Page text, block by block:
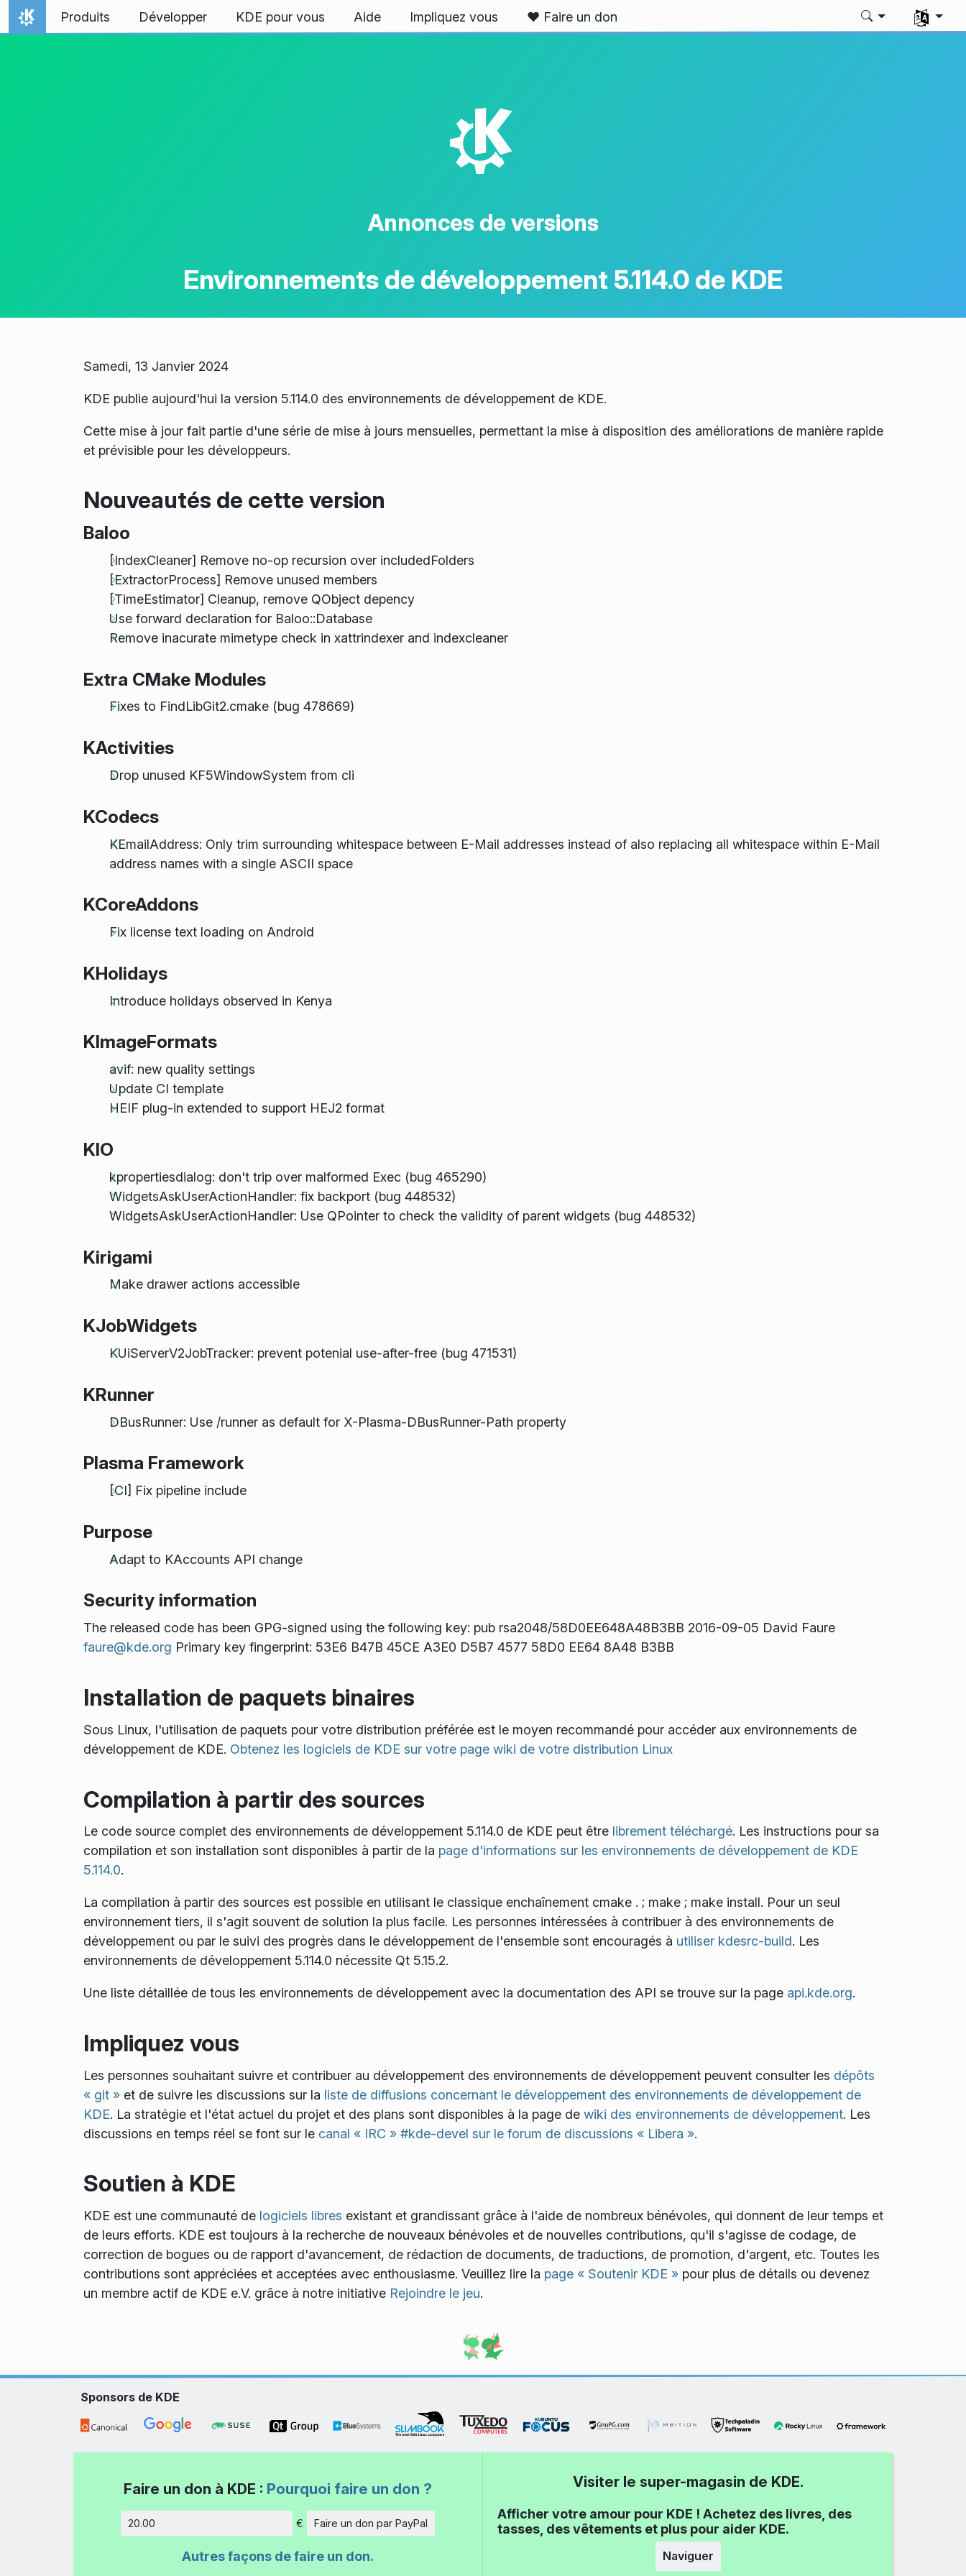
Aller directement au contenu
Accueil
Produits Développer KDE pour vous Aide Impliquez vous ❤️ Faire un don
K
Annonces de versions
Environnements de développement 5.114.0 de KDE
Samedi, 13 Janvier 2024
KDE publie aujourd'hui la version 5.114.0 des environnements de développement de KDE.
Cette mise à jour fait partie d'une série de mise à jours mensuelles, permettant la mise à disposition des améliorations de manière rapide
et prévisible pour les développeurs.
Nouveautés de cette version
Baloo
[IndexCleaner] Remove no-op recursion over includedFolders
[ExtractorProcess] Remove unused members
[TimeEstimator] Cleanup, remove QObject depency
Use forward declaration for Baloo::Database
Remove inacurate mimetype check in xattrindexer and indexcleaner
Extra CMake Modules
Fixes to FindLibGit2.cmake (bug 478669)
KActivities
Drop unused KF5WindowSystem from cli
KCodecs
KEmailAddress: Only trim surrounding whitespace between E-Mail addresses instead of also replacing all whitespace within E-Mail
address names with a single ASCII space
KCoreAddons
Fix license text loading on Android
KHolidays
Introduce holidays observed in Kenya
KImageFormats
avif: new quality settings
Update CI template
HEIF plug-in extended to support HEJ2 format
KIO
kpropertiesdialog: don't trip over malformed Exec (bug 465290)
WidgetsAskUserActionHandler: fix backport (bug 448532)
WidgetsAskUserActionHandler: Use QPointer to check the validity of parent widgets (bug 448532)
Kirigami
Make drawer actions accessible
KJobWidgets
KUiServerV2JobTracker: prevent potenial use-after-free (bug 471531)
KRunner
DBusRunner: Use /runner as default for X-Plasma-DBusRunner-Path property
Plasma Framework
[CI] Fix pipeline include
Purpose
Adapt to KAccounts API change
Security information
The released code has been GPG-signed using the following key: pub rsa2048/58D0EE648A48B3BB 2016-09-05 David Faure
faure@kde.org Primary key fingerprint: 53E6 B47B 45CE A3E0 D5B7 4577 58D0 EE64 8A48 B3BB
Installation de paquets binaires
Sous Linux, l'utilisation de paquets pour votre distribution préférée est le moyen recommandé pour accéder aux environnements de
développement de KDE. Obtenez les logiciels de KDE sur votre page wiki de votre distribution Linux
Compilation à partir des sources
Le code source complet des environnements de développement 5.114.0 de KDE peut être librement téléchargé. Les instructions pour sa
compilation et son installation sont disponibles à partir de la page d'informations sur les environnements de développement de KDE
5.114.0.
La compilation à partir des sources est possible en utilisant le classique enchaînement cmake . ; make ; make install. Pour un seul
environnement tiers, il s'agit souvent de solution la plus facile. Les personnes intéressées à contribuer à des environnements de
développement ou par le suivi des progrès dans le développement de l'ensemble sont encouragés à utiliser kdesrc-build. Les
environnements de développement 5.114.0 nécessite Qt 5.15.2.
Une liste détaillée de tous les environnements de développement avec la documentation des API se trouve sur la page api.kde.org.
Impliquez vous
Les personnes souhaitant suivre et contribuer au développement des environnements de développement peuvent consulter les dépôts
« git »et de suivre les discussions sur la liste de diffusions concernant le développement des environnements de développement de
KDE. La stratégie et l'état actuel du projet et des plans sont disponibles à la page de wiki des environnements de développement. Les
discussions en temps réel se font sur le canal « IRC » #kde-devel sur le forum de discussions « Libera ».
Soutien à KDE
KDE est une communauté de logiciels libres existant et grandissant grâce à l'aide de nombreux bénévoles, qui donnent de leur temps et
de leurs efforts. KDE est toujours à la recherche de nouveaux bénévoles et de nouvelles contributions, qu'il s'agisse de codage, de
correction de bogues ou de rapport d'avancement, de rédaction de documents, de traductions, de promotion, d'argent, etc. Toutes les
contributions sont appréciées et acceptées avec enthousiasme. Veuillez lire la page « Soutenir KDE »pour plus de détails ou devenez
un membre actif de KDE e.V. grâce à notre initiative Rejoindre le jeu.
Sponsors de KDE
Faire un don à KDE : Pourquoi faire un don ?
Montant
€ Faire un don par PayPal
Autres façons de faire un don.
Visiter le super-magasin de KDE.
Afficher votre amour pour KDE ! Achetez des livres, des
tasses, des vêtements et plus pour aider KDE.
Naviguer